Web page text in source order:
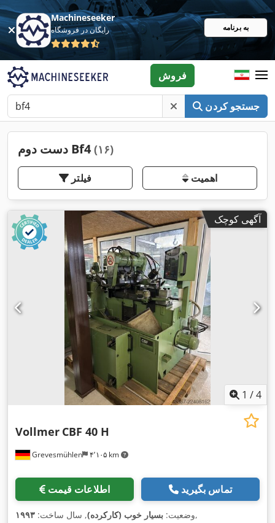
Machineseeker
رایگان در فروشگاه به برنامه
جستجو کردن
فروش
دست دوم Bf4 (۱۶)
فیلتر اهمیت
آگهی کوچک
1 /4
Grevesmühlen ۴٬۱۰۵ km
Vollmer CBF 40 H
اطلاعات قیمت تماس بگیرید
وضعیت: بسیار خوب (کارکرده), سال ساخت: ۱۹۹۳ ,